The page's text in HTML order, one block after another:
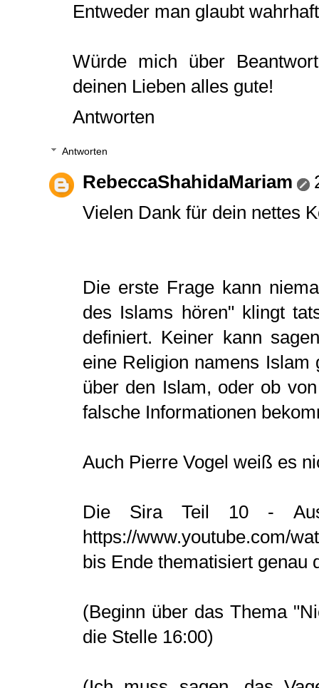
Entweder man glaubt
Würde mich über
deinen Lieben alles gute!
Antworten
Antworten
RebeccaShahidaMariam
Vielen Dank für dein nettes
Die erste Frage kann
des Islams hören" klingt
definiert. Keiner kann
eine Religion namens
über den Islam, oder ob
falsche Informationen
Auch Pierre Vogel weiß es
Die Sira Teil 10 -
https://www.youtube.com/
bis Ende thematisiert genau
(Beginn über das Thema
die Stelle 16:00)